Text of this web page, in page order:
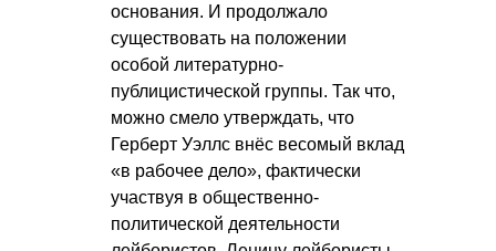
основания. И продолжало
существовать на положении
особой литературно-
публицистической группы. Так что,
можно смело утверждать, что
Герберт Уэллс внёс весомый вклад
«в рабочее дело», фактически
участвуя в общественно-
политической деятельности